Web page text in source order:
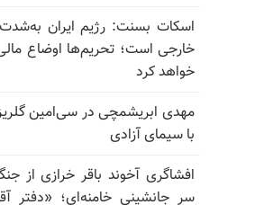
اسکات بسنت: رژیم ایران
خارجی است؛ تحریم‌ها اوضاع
خواهد کرد
مهدی ابریشمچی در سی‌امین
با سیمای آزادی
افشاگری آخوند باقر خرازی از
سر جانشینی خامنه‌ای؛ «دفتر